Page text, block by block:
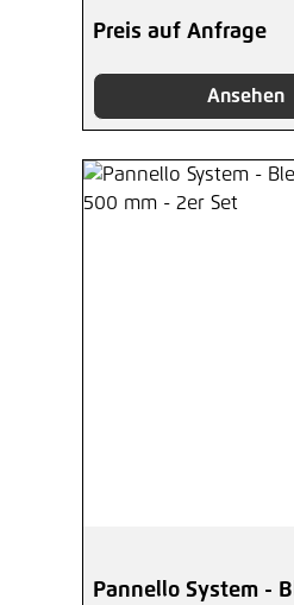
Preis auf Anfrage
Ansehen
Pannello System -